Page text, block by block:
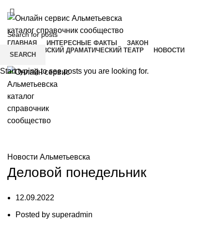
ГЛАВНАЯ ИНТЕРЕСНЫЕ ФАКТЫ
ЗАКОН
АЛЬМЕТЬЕВСКИЙ ДРАМАТИЧЕСКИЙ ТЕАТР
НОВОСТИ
Новости Альметьевска
Деловой понедельник
12.09.2022
Posted by superadmin
SEARCH
Start typing to see posts you are looking for.